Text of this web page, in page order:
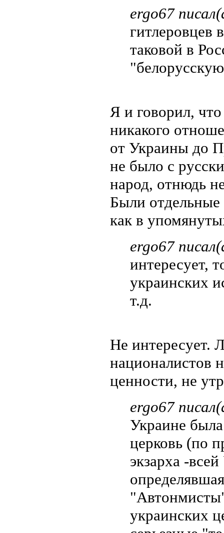
ergo67
гитлеровцев
таковой в
Я и говорил,
никакого
от Украины до
не было с
народ, отнюдь
Были отдельные
как в
ergo67
интересует,
украинских
т.д.
Не интересует.
националистов
ценности, не
ergo67
Украине
церковь (по
экзарха -
украинских